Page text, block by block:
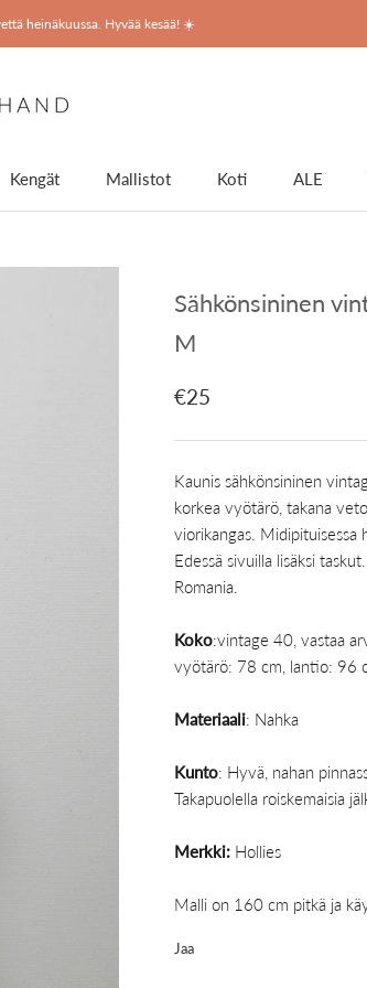
heinäkuussa. Hyvää kesää! ☀️
Kengät
Mallistot Koti
ALE
Sähkönsininen
M
€25
Kaunis sähkönsininen
korkea vyötärö, takana
viorikangas. Midipituisessa
Edessä sivuilla lisäksi
Romania.
Koko:vintage 40, vastaa
vyötärö: 78 cm, lantio: 96
Materiaali: Nahka
Kunto: Hyvä, nahan
Takapuolella roiskemaisia
Merkki: Hollies
Malli on 160 cm pitkä ja
Jaa